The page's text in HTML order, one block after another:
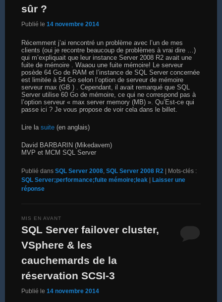
sûr ?
Publié le 14 novembre 2014
Récemment j’ai rencontré un problème avec l’un de mes
clients (oui je recontre beaucoup de problèmes à vrai dire …)
qui m’expliquait que leur instance Server 2008 R2 avait une
fuite de mémoire . Waaou une fuite mémoire! Le serveur
posède 64 Go de RAM et l’instance de SQL Server concernée
est limitée à 54 Go selon l’option de serveur de mémoire
serveur max (GB ) . Cependant, il avait remarqué que SQL
Server utilise 60 Go de mémoire, ce qui ne correspond pas à
l’option serveur « max server memory (MB) ». Qu’Est-ce qui
passe ici ? Je vous propose de voir cela dans le billet.
Lire la suite(en anglais)
David BARBARIN (Mikedavem)
MVP et MCM SQL Server
Publié dans SQL Server 2008, SQL Server 2008 R2
Mots-clés :
SQL Server;performance;fuite mémoire;leak
Laisser une
réponse
SQL Server failover cluster,
VSphere & les
cauchemards de la
réservation SCSI-3
MIS EN AVANT
Publié le 14 novembre 2014